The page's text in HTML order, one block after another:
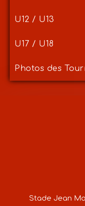
U12 / U13
U17 / U18
Photos des
Stade Jean